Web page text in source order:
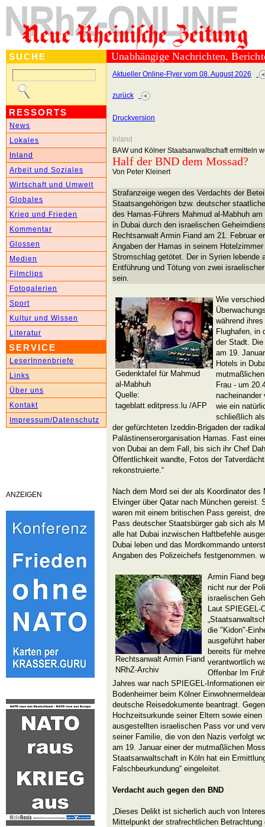
SUCHE
RESSORTS
News
Lokales
Inland
Arbeit und Soziales
Wirtschaft und Umwelt
Globales
Krieg und Frieden
Kommentar
Glossen
Medien
Filmclips
Fotogalerien
Sport
Kultur und Wissen
Literatur
SERVICE
LeserInnenbriefe
Links
Über uns
Kontakt
Impressum/Datenschutz
ANZEIGEN
Unabhängige Nachrichten,
Aktueller Online-Flyer vom 08. August 2026
zurück
Druckversion
Inland
BAW und Kölner Staatsanwaltschaft ermitteln
Half der BND dem Mossad?
Von Peter Kleinert
Strafanzeige wegen des Verdachts der
Staatsangehörigen bzw. deutscher
des Hamas-Führers Mahmud al-Mabhuh
in Dubai durch den israelischen
Rechtsanwalt Armin Fiand am 21. Februar
Angaben der Hamas in seinem
Stromschlag getötet. Der in Syrien lebende
Entführung und Tötung von zwei
sein.
Gedenktafel für Mahmud
al-Mabhuh
Quelle:
tageblatt.editpress.lu /AFP
Wie
während
Flughafen, in
der Stadt.
am 19.
Hotels in
Frau - um
nacheinander
wie ein
schließlich
der gefürchteten Izeddin-Brigaden der
Palästinenserorganisation Hamas. Fast
von Dubai an dem Fall, bis sich ihr Chef
Öffentlichkeit wandte, Fotos der
rekonstruierte.“
Nach dem Mord sei der als Koordinator
Elvinger über Qatar nach München gereist.
waren mit einem britischen Pass gereist,
Pass deutscher Staatsbürger gab sich als
alle hat Dubai inzwischen Haftbefehle
Dubai leben und das Mordkommando
Angaben des Polizeichefs festgenommen.
Rechtsanwalt Armin Fiand
NRhZ-Archiv
Armin Fiand
nicht nur der
israelischen
Laut SPIEGEL-
die "Kidon"-
ausgeführt
bereits für
verantwortlich
Offenbar Im
Jahres war nach SPIEGEL-Informationen
Bodenheimer beim Kölner
deutsche Reisedokumente beantragt.
Hochzeitsurkunde seiner Eltern sowie
ausgestellten israelischen Pass vor und
seiner Familie, die von den Nazis verfolgt
am 19. Januar einer der mutmaßlichen
Staatsanwaltschaft in Köln hat ein
Falschbeurkundung“ eingeleitet.
Verdacht auch gegen den BND
„Dieses Delikt ist sicherlich auch von
Mittelpunkt der strafrechtlichen